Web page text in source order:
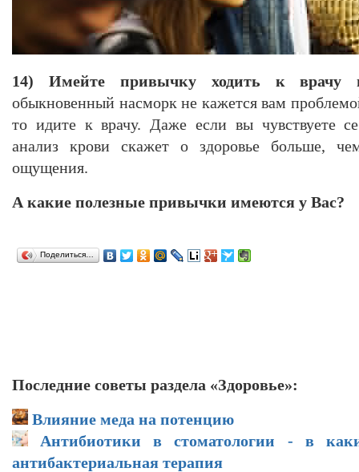
14) Имейте привычку ходить к врачу
обыкновенный насморк не кажется вам
то идите к врачу. Даже если вы чувствуете
анализ крови скажет о здоровье больше,
ощущения.
А какие полезные привычки имеются у Вас?
Поделиться…
Последние советы раздела «Здоровье»:
Влияние меда на потенцию
Антибиотики в стоматологии - в
антибактериальная терапия